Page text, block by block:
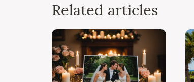
Related articles